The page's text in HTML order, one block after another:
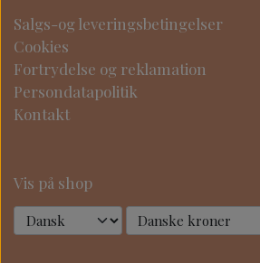
Salgs-og leveringsbetingelser
Cookies
Fortrydelse og reklamation
Persondatapolitik
Kontakt
Vis på shop